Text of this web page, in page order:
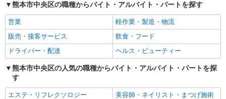
交通費支給
社会保険あり
産休・育休取得実績あり
熊本市中央区の職種からバイト・アルバイト・パートを探す
営業
軽作業・製造・物流
販売・接客サービス
飲食・フード
ドライバー・配達
ヘルス・ビューティー
熊本市中央区の人気の職種からバイト・アルバイト・パートを探
す
エステ・リフレクソロジー
美容師・ネイリスト・まつげ施術